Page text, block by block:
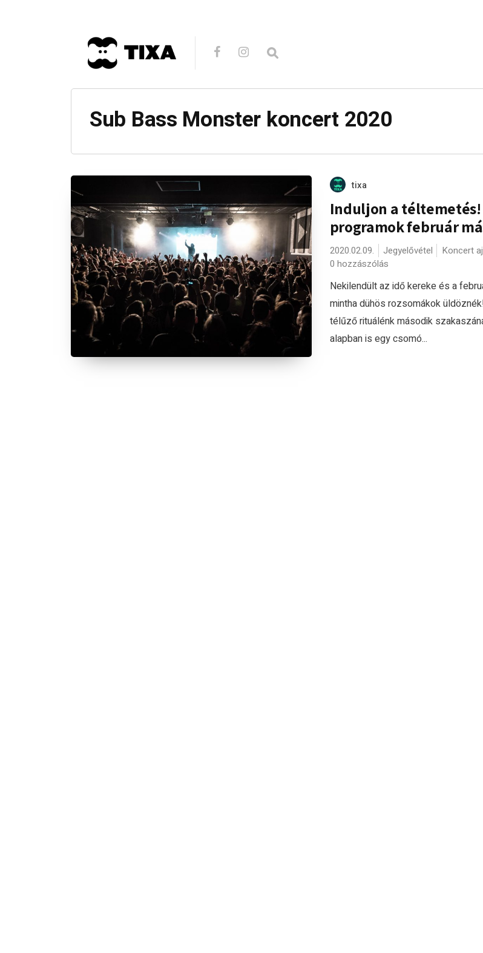
Sub Bass Monster koncert 2020
tixa
Induljon a téltemetés!
programok február
2020.02.09. Jegyelővétel Koncert
0 hozzászólás
Nekilendült az idő kereke és a
mintha dühös rozsomákok
télűző rituálénk második
alapban is egy csomó...